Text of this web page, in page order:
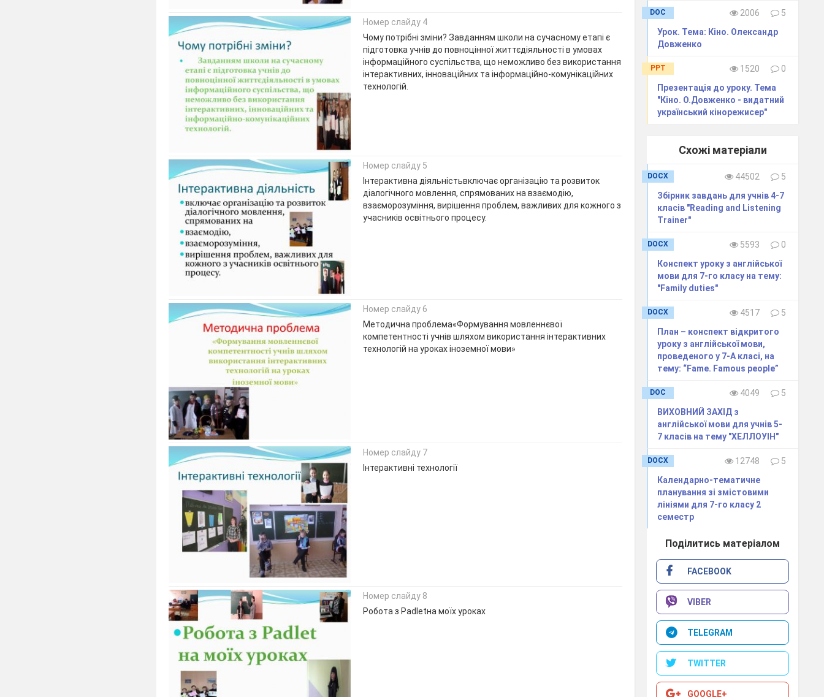
Номер слайду 4
Чому потрібні зміни? Завданням школи на сучасному етапі є
підготовка учнів до повноцінної життєдіяльності в умовах
інформаційного суспільства, що неможливо без використання
інтерактивних, інноваційних та інформаційно-комунікаційних
технологій.
Номер слайду 5
Інтерактивна діяльністьвключає організацію та розвиток
діалогічного мовлення, спрямованих на взаємодію,
взаєморозуміння, вирішення проблем, важливих для кожного з
учасників освітнього процесу.
Номер слайду 6
Методична проблема«Формування мовленнєвої
компетентності учнів шляхом використання інтерактивних
технологій на уроках іноземної мови»
Номер слайду 7
Інтерактивні технології
Номер слайду 8
Робота з Padletна моїх уроках
DOC 2006
5
Урок. Тема: Кіно. Олександр
Довженко
PPT 1520
0
Презентація до уроку. Тема
"Кіно. О.Довженко - видатний
український кінорежисер"
Схожі матеріали
DOCX 44502
5
Збірник завдань для учнів 4-7
класів "Reading and Listening
Trainer"
DOCX 5593
0
Конспект уроку з англійської
мови для 7-го класу на тему:
"Family duties"
DOCX 4517
5
План – конспект відкритого
уроку з англійської мови,
проведеного у 7-А класі, на
тему: “Fame. Famous people”
DOC 4049
5
ВИХОВНИЙ ЗАХІД з
англійської мови для учнів 5-
7 класів на тему "ХЕЛЛОУІН"
DOCX 12748
5
Календарно-тематичне
планування зі змістовими
лініями для 7-го класу 2
семестр
Поділитись матеріалом
FACEBOOK
VIBER
TELEGRAM
TWITTER
GOOGLE+